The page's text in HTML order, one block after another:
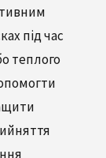
під час
теплого